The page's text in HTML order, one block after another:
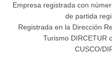
Empresa registrada con
de partida
Registrada en la Dirección
Turismo DIRCETUR
CUSCO/